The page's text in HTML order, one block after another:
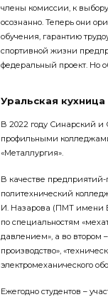
члены комиссии, к
осознанно. Теперь они
обучения, гарантию
спортивной жизни
федеральный проект. Но
Уральская
В 2022 году Синарский и
профильными
«Металлургия».
В качестве
политехнический
И. Назарова (ПМТ имени
по специальностям
давлением», а во втором
производство»,
электромеханического
Ежегодно студентов –